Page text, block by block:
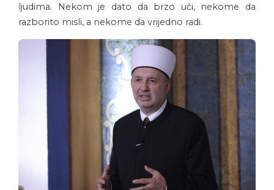
ljudima. Nekom je dato da brzo uči, nekome da
razborito misli, a nekome da vrijedno radi.